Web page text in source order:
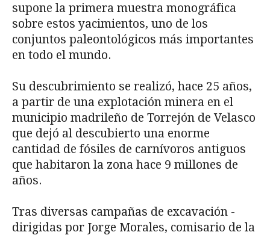
supone la primera muestra monográfica
sobre estos yacimientos, uno de los
conjuntos paleontológicos más importantes
en todo el mundo.
Su descubrimiento se realizó, hace 25 años,
a partir de una explotación minera en el
municipio madrileño de Torrejón de Velasco
que dejó al descubierto una enorme
cantidad de fósiles de carnívoros antiguos
que habitaron la zona hace 9 millones de
años.
Tras diversas campañas de excavación -
dirigidas por Jorge Morales, comisario de la